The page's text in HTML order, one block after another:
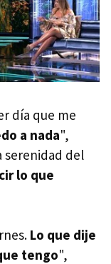
día que me
a nada",
serenidad del
lo que
Lo que dije
tengo",